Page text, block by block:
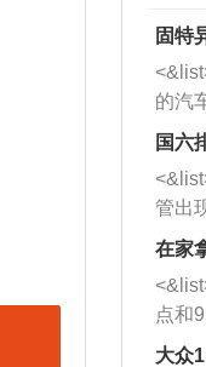
固特
的汽
牌，
也是
国六
管出
者是
堵塞
施。
杂物
三元
在家
点和
方向
大众